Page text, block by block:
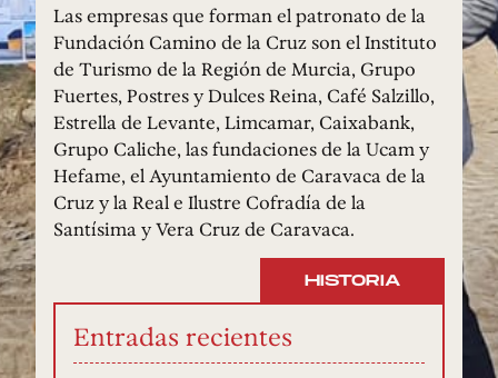
Las empresas que forman el patronato de la
Fundación Camino de la Cruz son el Instituto
de Turismo de la Región de Murcia, Grupo
Fuertes, Postres y Dulces Reina, Café Salzillo,
Estrella de Levante, Limcamar, Caixabank,
Grupo Caliche, las fundaciones de la Ucam y
Hefame, el Ayuntamiento de Caravaca de la
Cruz y la Real e Ilustre Cofradía de la
Santísima y Vera Cruz de Caravaca.
HISTORIA
Entradas recientes